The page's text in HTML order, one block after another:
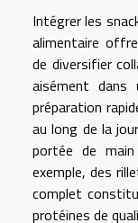
Intégrer les
alimentaire
de diversifier
aisément
préparation
au long de la
portée de
exemple, des
complet
protéines de